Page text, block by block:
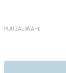
PLATZAUSWAHL